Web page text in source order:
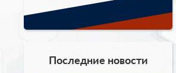
Последние новости